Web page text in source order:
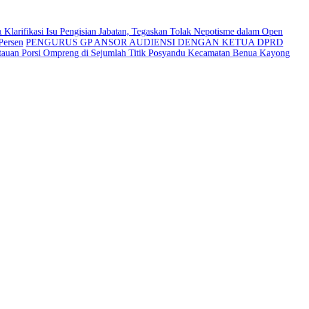
Isu Pengisian Jabatan, Tegaskan Tolak Nepotisme dalam Open
PENGURUS GP ANSOR AUDIENSI DENGAN KETUA DPRD
Porsi Ompreng di Sejumlah Titik Posyandu Kecamatan Benua Kayong